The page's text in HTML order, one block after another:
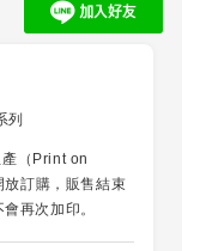
+NT$ 190
加入購物車
列
（Print on
訂購，販售結束
再次加印。